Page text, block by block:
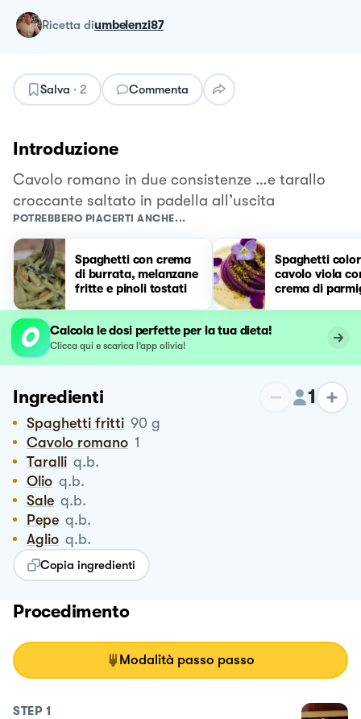
ricetta diumbelenzi87
Salva · 2 Commenta
Introduzione
Cavolo romano in due consistenze …e tarallo
croccante saltato in padella all’uscita
POTREBBERO PIACERTI ANCHE...
Spaghetti con crema
di burrata, melanzane
fritte e pinoli tostati
Spaghetti
cavolo viola
crema di
Calcola le dosi perfette per la tua dieta!
Clicca qui e scarica l’app olivia!
Ingredienti 1
Spaghetti fritti 90 g
Cavolo romano 1
Taralli q.b.
Olio q.b.
Sale q.b.
Pepe q.b.
Aglio q.b.
Copia ingredienti
Procedimento
Modalità passo passo
STEP 1